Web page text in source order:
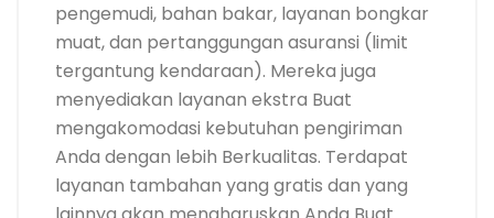
pengemudi, bahan bakar, layanan bongkar
muat, dan pertanggungan asuransi (limit
tergantung kendaraan). Mereka juga
menyediakan layanan ekstra Buat
mengakomodasi kebutuhan pengiriman
Anda dengan lebih Berkualitas. Terdapat
layanan tambahan yang gratis dan yang